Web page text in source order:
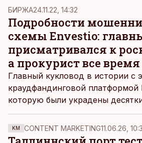
рассказала участникам
форума 2023», организованного
БИРЖА24.11.22, 14:32
Подробности
схемы Envestio:
присматривался к
а прокурист все
Главный кукловод в истории с
краудфандинговой платформой
которую были украдены
латвийский предприниматель
планировал купить яхту более
евро.
KM CONTENT MARKETING11.06.26,